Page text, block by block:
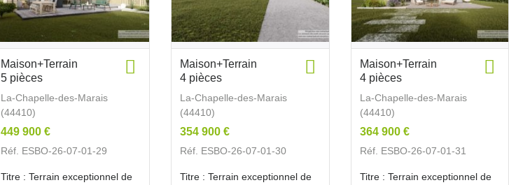
Maison+Terrain
5 pièces
La-Chapelle-des-Marais
(44410)
449 900 €
Réf. ESBO-26-07-01-29
Titre : Terrain exceptionnel de
Maison+Terrain
4 pièces
La-Chapelle-des-Marais
(44410)
354 900 €
Réf. ESBO-26-07-01-30
Titre : Terrain exceptionnel de
Maison+Terrain
4 pièces
La-Chapelle-des-Marais
(44410)
364 900 €
Réf. ESBO-26-07-01-31
Titre : Terrain exceptionnel de